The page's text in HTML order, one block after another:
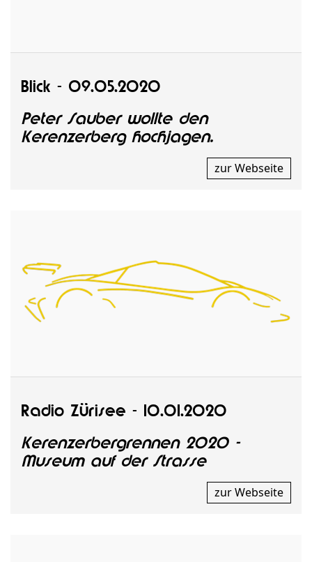
Blick - 09.05.2020
Peter Sauber wollte den
Kerenzerberg hochjagen.
zur Webseite
Radio Zürisee - 10.01.2020
Kerenzerbergrennen 2020 -
Museum auf der Strasse
zur Webseite